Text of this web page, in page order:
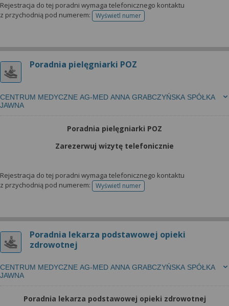
Rejestracja do tej poradni wymaga telefonicznego kontaktu
z przychodnią pod numerem:
Wyświetl numertelefonu do rejestracji
Poradnia pielęgniarki POZ
CENTRUM MEDYCZNE AG-MED ANNA GRABCZYŃSKA SPÓŁKA
JAWNA
Poradnia pielęgniarki POZ
Zarezerwuj wizytę telefonicznie
Rejestracja do tej poradni wymaga telefonicznego kontaktu
z przychodnią pod numerem:
Wyświetl numertelefonu do rejestracji
Poradnia lekarza podstawowej opieki
zdrowotnej
CENTRUM MEDYCZNE AG-MED ANNA GRABCZYŃSKA SPÓŁKA
JAWNA
Poradnia lekarza podstawowej opieki zdrowotnej